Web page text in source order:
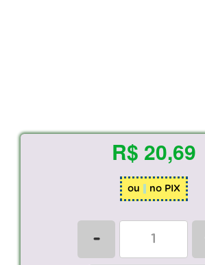
R$ 20,69
ou no PIX
-